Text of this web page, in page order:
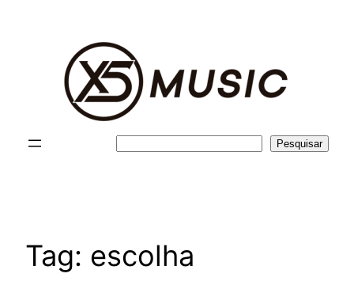
Pesquisar
Tag: escolha